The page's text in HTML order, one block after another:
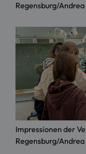
Regensburg/Andrea
Impressionen der
Regensburg/Andrea